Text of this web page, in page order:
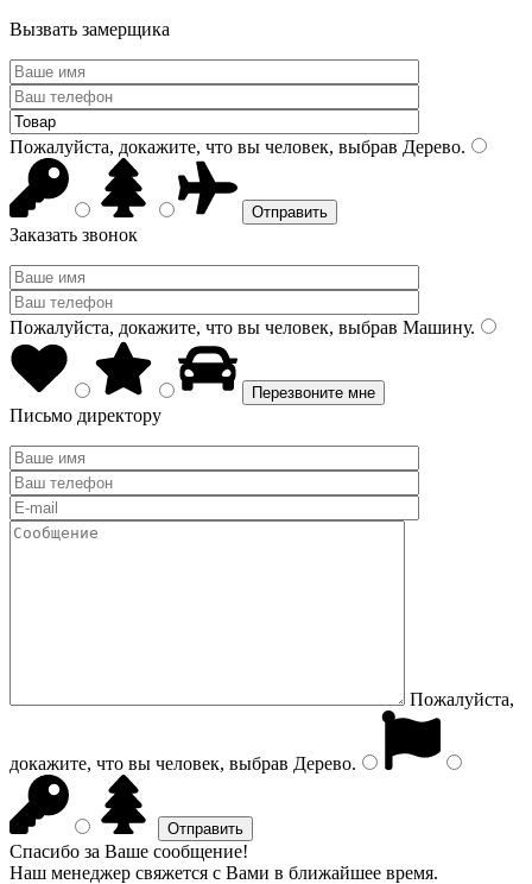
Вызвать замерщика
Пожалуйста, докажите, что вы человек, выбрав Дерево.
Заказать звонок
Пожалуйста, докажите, что вы человек, выбрав Машину.
Письмо директору
Пожалуйста,
докажите, что вы человек, выбрав Дерево.
Спасибо за Ваше сообщение!
Наш менеджер свяжется с Вами в ближайшее время.